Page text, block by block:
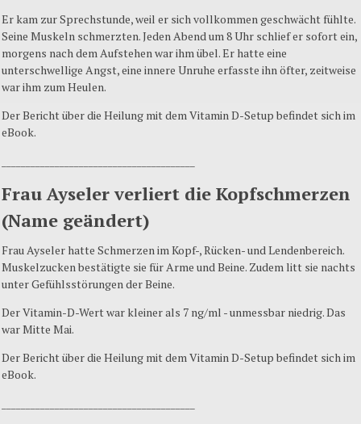
Er kam zur Sprechstunde, weil er sich vollkommen geschwächt fühlte.
Seine Muskeln schmerzten. Jeden Abend um 8 Uhr schlief er sofort ein,
morgens nach dem Aufstehen war ihm übel. Er hatte eine
unterschwellige Angst, eine innere Unruhe erfasste ihn öfter, zeitweise
war ihm zum Heulen.
Der Bericht über die Heilung mit dem Vitamin D-Setup befindet sich im
eBook.
Frau Ayseler verliert die Kopfschmerzen
(Name geändert)
Frau Ayseler hatte Schmerzen im Kopf-, Rücken- und Lendenbereich.
Muskelzucken bestätigte sie für Arme und Beine. Zudem litt sie nachts
unter Gefühlsstörungen der Beine.
Der Vitamin-D-Wert war kleiner als 7 ng/ml - unmessbar niedrig. Das
war Mitte Mai.
Der Bericht über die Heilung mit dem Vitamin D-Setup befindet sich im
eBook.